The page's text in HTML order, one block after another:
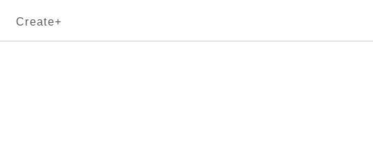
Create+